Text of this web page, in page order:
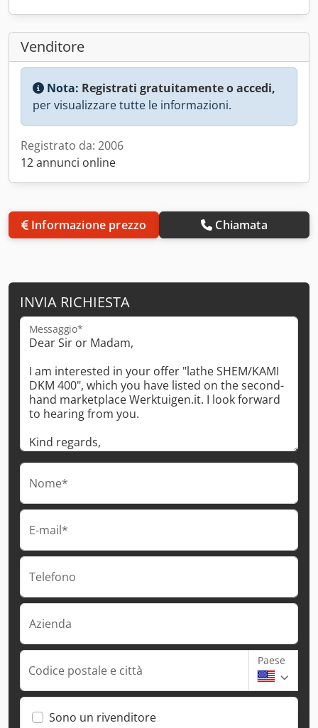
Venditore
Nota: Registrati gratuitamente o accedi,
per visualizzare tutte le informazioni.
Registrato da: 2006
12 annunci online
Informazione prezzo Chiamata
INVIA RICHIESTA
Messaggio*
Nome*
E-mail*
Telefono
Azienda
Codice postale e città
Paese
Sono un rivenditore